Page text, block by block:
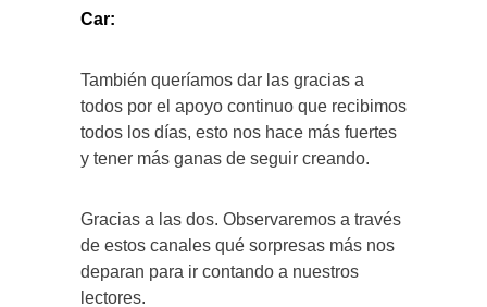
Car:
También queríamos dar las gracias a
todos por el apoyo continuo que recibimos
todos los días, esto nos hace más fuertes
y tener más ganas de seguir creando.
Gracias a las dos. Observaremos a través
de estos canales qué sorpresas más nos
deparan para ir contando a nuestros
lectores.